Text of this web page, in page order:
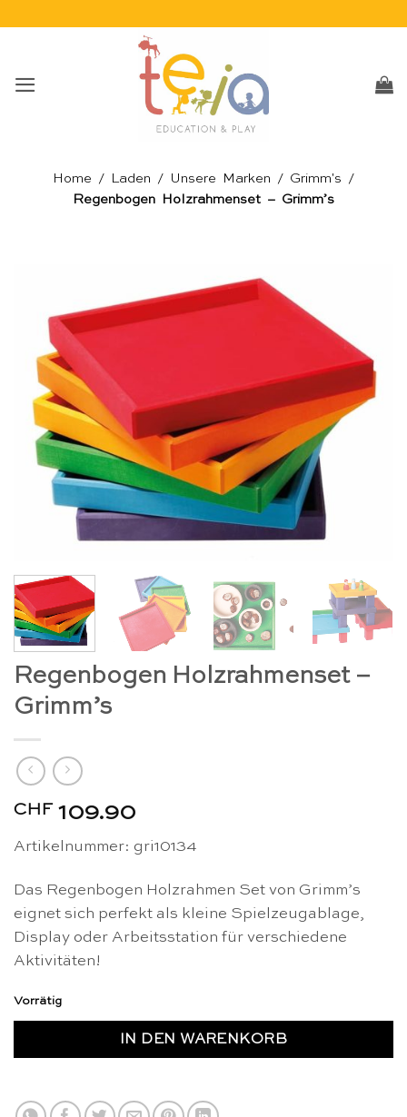
Home / Laden / Unsere Marken / Grimm's /
Regenbogen Holzrahmenset – Grimm’s
Regenbogen Holzrahmenset –
Grimm’s
CHF 109.90
Artikelnummer: gri10134
Das Regenbogen Holzrahmen Set von Grimm’s
eignet sich perfekt als kleine Spielzeugablage,
Display oder Arbeitsstation für verschiedene
Aktivitäten!
Vorrätig
IN DEN WARENKORB